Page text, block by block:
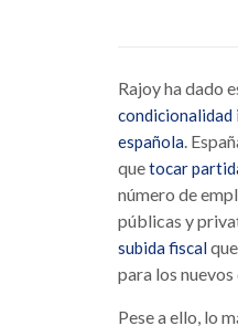
Rajoy ha dado
condicionalidad
española.
quetocar
número de
públicas y
subida fiscal
para los
Pese a ello, lo